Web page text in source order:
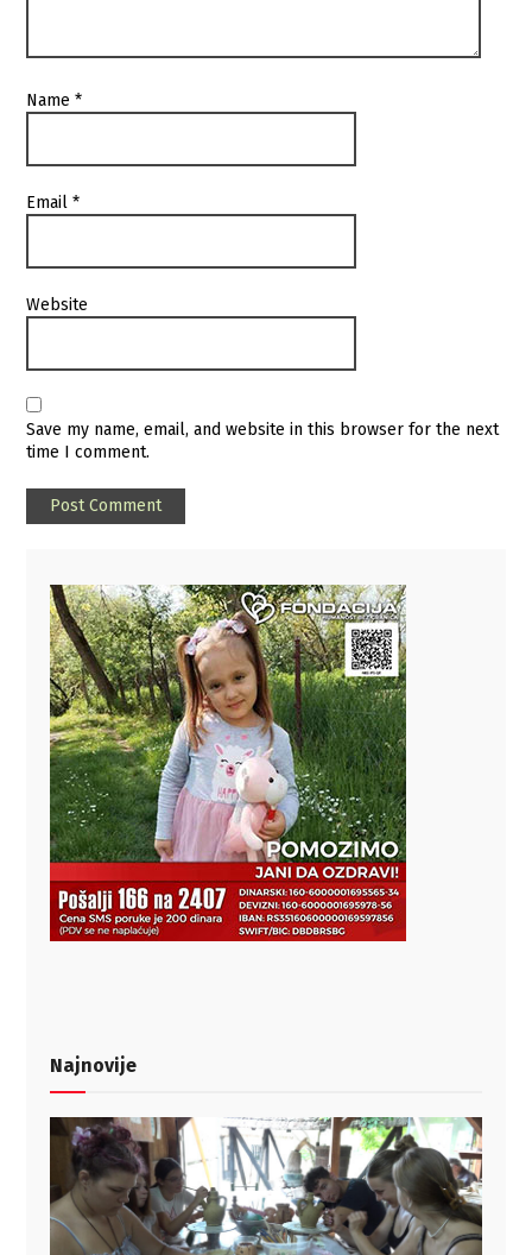
Name*
Email*
Website
Save my name, email, and website in this browser for the next
time I comment.
Najnovije